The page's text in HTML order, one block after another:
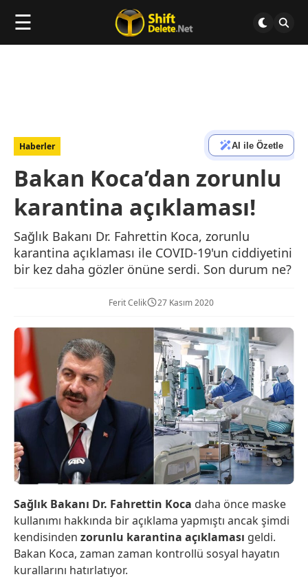
☰
Haberler AI ile Özetle
Bakan Koca’dan zorunlu
karantina açıklaması!
Sağlık Bakanı Dr. Fahrettin Koca, zorunlu
karantina açıklaması ile COVID-19'un ciddiyetini
bir kez daha gözler önüne serdi. Son durum ne?
Ferit Celik 27 Kasım 2020
Sağlık Bakanı Dr. Fahrettin Koca daha önce maske
kullanımı hakkında bir açıklama yapmıştı ancak şimdi
kendisinden zorunlu karantina açıklaması geldi.
Bakan Koca, zaman zaman kontrollü sosyal hayatın
kurallarını hatırlatıyor.